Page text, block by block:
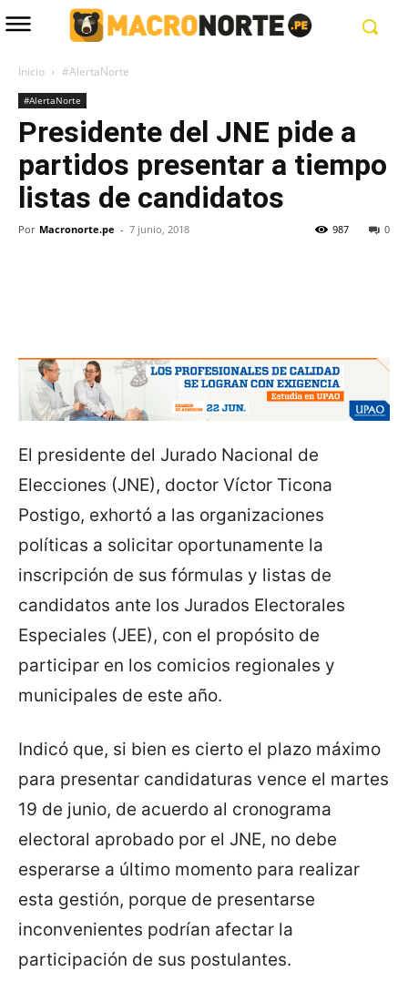
Inicio #AlertaNorte
#AlertaNorte
Presidente del JNE pide a
partidos presentar a tiempo
listas de candidatos
Por Macronorte.pe - 7 junio, 2018 0
987
El presidente del Jurado Nacional de
Elecciones (JNE), doctor Víctor Ticona
Postigo, exhortó a las organizaciones
políticas a solicitar oportunamente la
inscripción de sus fórmulas y listas de
candidatos ante los Jurados Electorales
Especiales (JEE), con el propósito de
participar en los comicios regionales y
municipales de este año.
Indicó que, si bien es cierto el plazo máximo
para presentar candidaturas vence el martes
19 de junio, de acuerdo al cronograma
electoral aprobado por el JNE, no debe
esperarse a último momento para realizar
esta gestión, porque de presentarse
inconvenientes podrían afectar la
participación de sus postulantes.